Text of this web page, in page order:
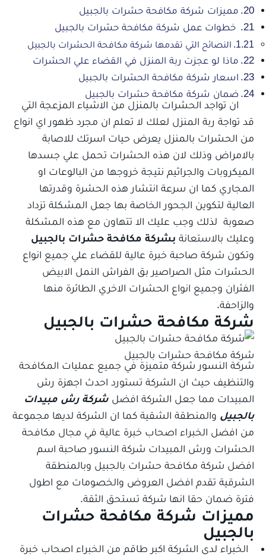
مميزات شركة مكافحة حشرات بالجبيل
خطوات عمل شركة مكافحة حشرات بالجبيل
النصائح التي تقدمها شركة مكافحة الحشرات بالجبيل
ماذا لو عجزت ربة المنزل في القضاء علي الحشرات
اسعار شركة مكافحة الحشرات بالجبيل
ضمان شركة مكافحة حشرات بالجبيل
ان تواجد الحشرات بالمنزل من الاشياء المزعجة التي
قد تواجة ربة المنزل لعلك لا تعلم ان مجرد ظهور اي انواع
من الحشرات بالمنزل يعرض حيات اسرتك للاصابة
بالامراض وذلك لان هذه الحشرات تحمل علي جسدها
الميكروبات والجراثيم نتيجة خروجها من البالوعات او
المجاري كما ان سرعة انتشار هذه الحشرة وقدرتها
العالية لتكوين الجحور الخاصة بها جعل المشكلة تزداد
صعوبة لذلك وجب عليك الا تتهاون مع هذه المشكلة
وعليك بالاستعانة بشركة مكافحة حشرات بالجبيل
وتكون شركة صاحبة خبرة عالية للقضاء علي جميع انواع
الحشرات مثل الصراصير بق الفراش النمل الابيض
الفئران وجميع انواع الحشرات الاخري الطائرة منها
والزاحفة.
شركة مكافحة حشرات بالجبيل
شركة مكافحة حشرات بالجبيل
شركة النسور شركة متميزة في جميع عمليات المكافحة
والتنظيف حيث ان الشركة تستورد احدث اجهزة رش
المبيدات مما جعل الشركة افضل شركة رش مبيدات
بالجبيل والمنطقة الشقية كما ان الشركة لديها مجموعة
من افضل الخبراء اصحاب خبرة عالية في مجال مكافحة
الحشرات ورش المبيدات شركة النسور صاحبة اسم
افضل شركة مكافحة حشرات بالجبيل وبالمنطقة
الشرقية تقدم افضل العروض والخصومات مع اطول
فترة ضمان حقا انها شركة تستحق الثقة.
مميزات شركة مكافحة حشرات
بالجبيل
الخبراء لدي الشركة اكبر طاقم من الخبراء اصحاب خبرة